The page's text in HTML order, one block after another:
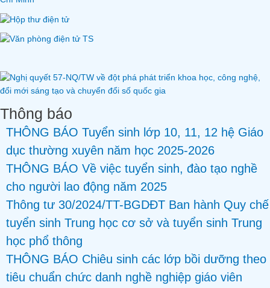
Thông báo
THÔNG BÁO Tuyển sinh lớp 10, 11, 12 hệ Giáo
dục thường xuyên năm học 2025-2026
THÔNG BÁO Về việc tuyển sinh, đào tạo nghề
cho người lao động năm 2025
Thông tư 30/2024/TT-BGDĐT Ban hành Quy chế
tuyển sinh Trung học cơ sở và tuyển sinh Trung
học phổ thông
THÔNG BÁO Chiêu sinh các lớp bồi dưỡng theo
tiêu chuẩn chức danh nghề nghiệp giáo viên